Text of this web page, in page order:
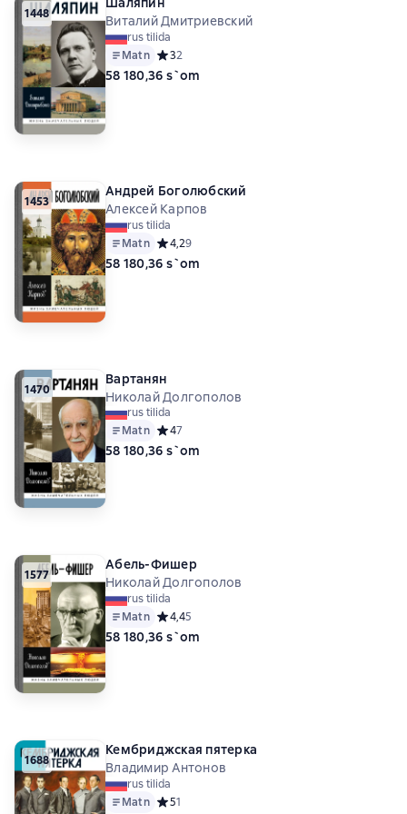
1448
Виталий Дмитриевский
rus tilida
Matn Средний рейтинг 3 на основе 2 оценок
32
58 180,36 s`om
1453
Андрей Боголюбский
Алексей Карпов
rus tilida
Matn Средний рейтинг 4,2 на основе 9 оценок
4,29
58 180,36 s`om
1470
Вартанян
Николай Долгополов
rus tilida
Matn Средний рейтинг 4 на основе 7 оценок
47
58 180,36 s`om
1577
Абель-Фишер
Николай Долгополов
rus tilida
Matn Средний рейтинг 4,4 на основе 5 оценок
4,45
58 180,36 s`om
1688
Кембриджская пятерка
Владимир Антонов
rus tilida
Matn Средний рейтинг 5 на основе 1 оценок
51